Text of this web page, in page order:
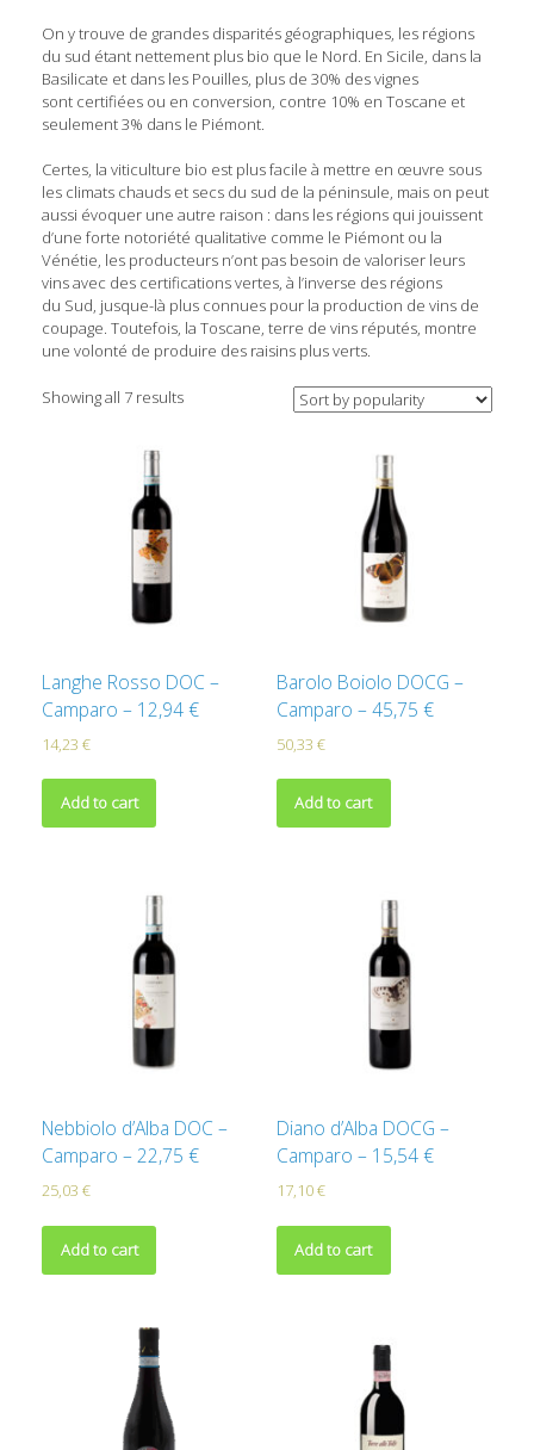
On y trouve de grandes disparités géographiques, les régions
du sud étant nettement plus bio que le Nord. En Sicile, dans la
Basilicate et dans les Pouilles, plus de 30% des vignes
sont certifiées ou en conversion, contre 10% en Toscane et
seulement 3% dans le Piémont.
Certes, la viticulture bio est plus facile à mettre en œuvre sous
les climats chauds et secs du sud de la péninsule, mais on peut
aussi évoquer une autre raison : dans les régions qui jouissent
d’une forte notoriété qualitative comme le Piémont ou la
Vénétie, les producteurs n’ont pas besoin de valoriser leurs
vins avec des certifications vertes, à l’inverse des régions
du Sud, jusque-là plus connues pour la production de vins de
coupage. Toutefois, la Toscane, terre de vins réputés, montre
une volonté de produire des raisins plus verts.
Showing all 7 results
Langhe Rosso DOC –
Camparo – 12,94 €
14,23 €
Add to cart
Barolo Boiolo DOCG –
Camparo – 45,75 €
50,33 €
Add to cart
Nebbiolo d’Alba DOC –
Camparo – 22,75 €
25,03 €
Add to cart
Diano d’Alba DOCG –
Camparo – 15,54 €
17,10€
Add to cart